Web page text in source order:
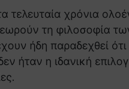
τελευταία χρόνια
τη φιλοσοφία
ήδη παραδεχθεί
ήταν η ιδανική